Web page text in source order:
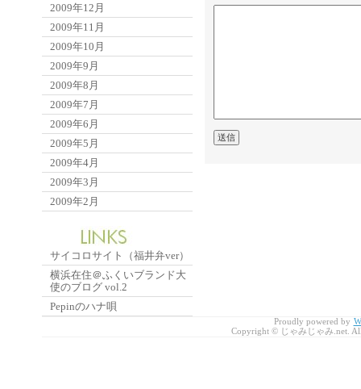
2009年12月
2009年11月
2009年10月
2009年9月
2009年8月
2009年7月
2009年6月
2009年5月
2009年4月
2009年3月
2009年2月
サイコロサイト（福井弁ver）
横浜在住＠ふくいブランド大
使のブログ vol.2
Pepinのハナ唄
Proudly powered by
Copyright © じゃみじゃみ.net.